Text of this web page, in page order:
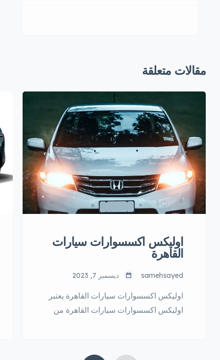
مقالات متعلقة
اوليكس اكسسوارات سيارات
القاهرة
samehsayed ديسمبر 7, 2023
اوليكس اكسسوارات سيارات القاهرة يعتبر
اوليكس اكسسوارات سيارات القاهرة من
السيارات. ويوفر هذا القسم مجموعة واسعة